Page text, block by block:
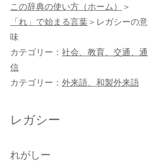
この辞典の使い方（ホーム）＞
「れ」で始まる言葉＞レガシーの意
味
カテゴリー： 社会、教育、交通、通
信
カテゴリー： 外来語、和製外来語
レガシー
れがしー